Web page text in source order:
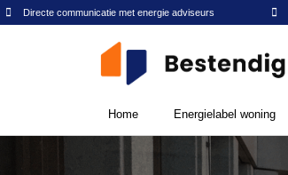
Directe communicatie met energie adviseurs
Home Energielabel woning